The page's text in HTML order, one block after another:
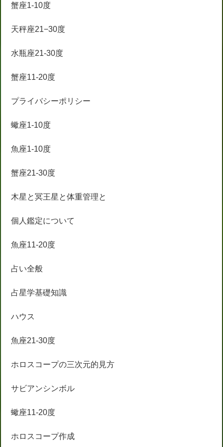
蟹座1-10度
天秤座21−30度
水瓶座21-30度
蟹座11-20度
プライバシーポリシー
蠍座1-10度
魚座1-10度
蟹座21-30度
木星と冥王星と体重管理と
個人鑑定について
魚座11-20度
占い全般
占星学基礎知識
ハウス
魚座21-30度
ホロスコープの三次元的見方
サビアンシンボル
蠍座11-20度
ホロスコープ作成